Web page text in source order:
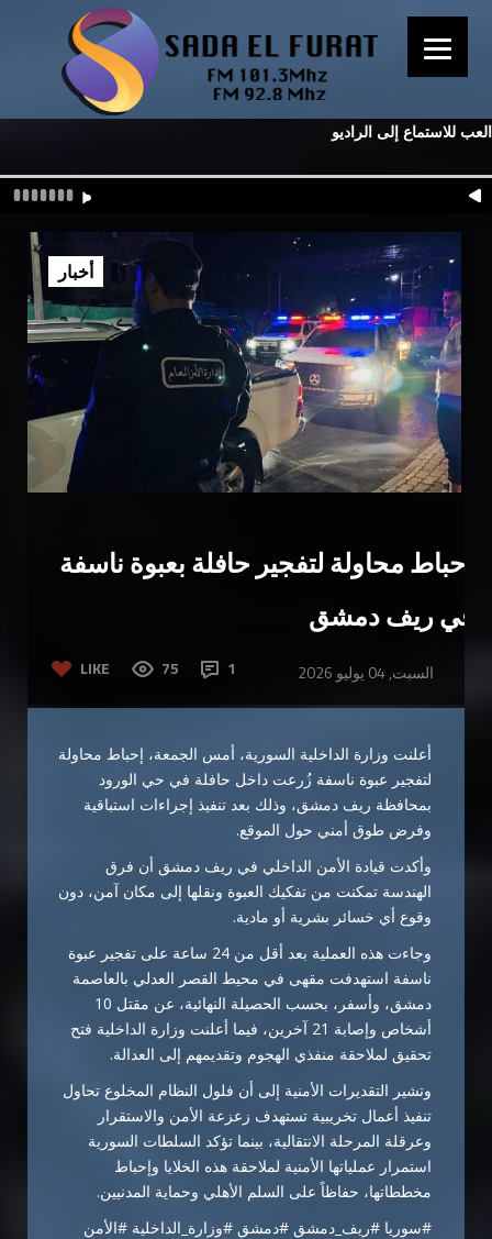
العب للاستماع إلى الراديو
إحباط محاولة لتفجير حافلة بعبوة ناسفة
في ريف دمشق
LIKE 75 1 السبت, 04 يوليو 2026
أخبار
أعلنت وزارة الداخلية السورية، أمس الجمعة، إحباط محاولة
لتفجير عبوة ناسفة زُرعت داخل حافلة في حي الورود
بمحافظة ريف دمشق، وذلك بعد تنفيذ إجراءات استباقية
وفرض طوق أمني حول الموقع.
وأكدت قيادة الأمن الداخلي في ريف دمشق أن فرق
الهندسة تمكنت من تفكيك العبوة ونقلها إلى مكان آمن، دون
وقوع أي خسائر بشرية أو مادية.
وجاءت هذه العملية بعد أقل من 24 ساعة على تفجير عبوة
ناسفة استهدفت مقهى في محيط القصر العدلي بالعاصمة
دمشق، وأسفر، بحسب الحصيلة النهائية، عن مقتل 10
أشخاص وإصابة 21 آخرين، فيما أعلنت وزارة الداخلية فتح
تحقيق لملاحقة منفذي الهجوم وتقديمهم إلى العدالة.
وتشير التقديرات الأمنية إلى أن فلول النظام المخلوع تحاول
تنفيذ أعمال تخريبية تستهدف زعزعة الأمن والاستقرار
وعرقلة المرحلة الانتقالية، بينما تؤكد السلطات السورية
استمرار عملياتها الأمنية لملاحقة هذه الخلايا وإحباط
مخططاتها، حفاظاً على السلم الأهلي وحماية المدنيين.
#سوريا #ريف_دمشق #دمشق #وزارة_الداخلية #الأمن